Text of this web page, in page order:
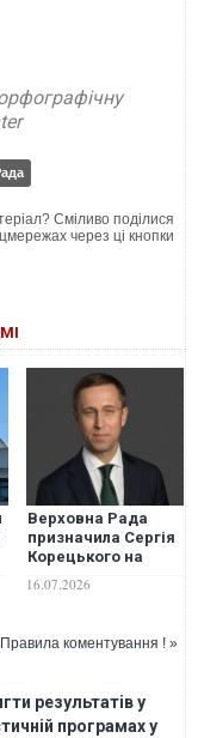
Сміливо поділися
через ці кнопки
Верховна Рада
призначила Сергія
Корецького на
міністра України
16.07.2026
Правила коментування ! »
результатів у
програмах у